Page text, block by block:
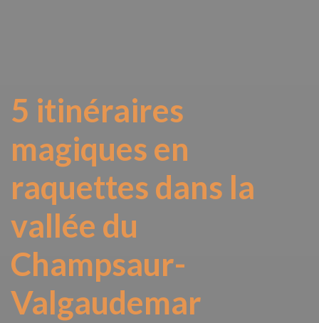
5 itinéraires
magiques en
raquettes dans la
vallée du
Champsaur-
Valgaudemar